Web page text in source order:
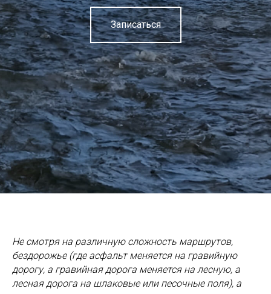
Записаться
Не смотря на различную сложность маршрутов,
бездорожье (где асфальт меняется на гравийную
дорогу, а гравийная дорога меняется на лесную, а
лесная дорога на шлаковые или песочные поля), а